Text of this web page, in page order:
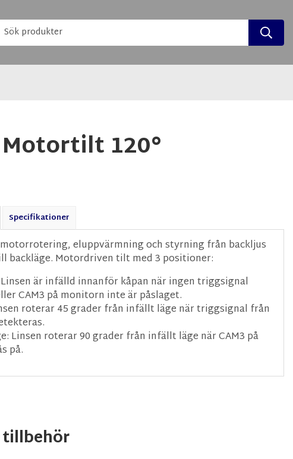
120°
Specifikationer
motorrotering, eluppvärmning och styrning från backljus
backläge. Motordriven tilt med 3 positioner:
är infälld innanför kåpan när ingen triggsignal
CAM3 på monitorn inte är påslaget.
roterar 45 grader från infällt läge när triggsignal från
Linsen roterar 90 grader från infällt läge när CAM3 på
på.
tillbehör